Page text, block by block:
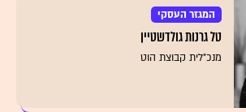
המגזר העסקי
טל גרנות גולדשטיין
מנכ"לית קבוצת הוט